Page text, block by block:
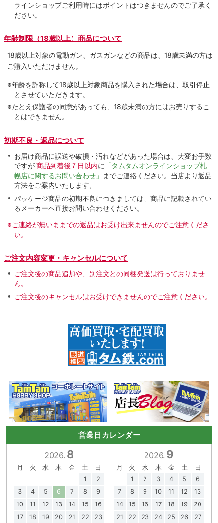
ラインショップご利用時にはポイントはつきませんのでご了承く
ださい。
年齢制限（18歳以上）商品について
18歳以上対象の電動ガン、ガスガンなどの商品は、18歳未満の方は
ご購入いただけません。
※年齢を詐称して18歳以上対象商品を購入された場合は、取引停止
とさせていただきます。
※たとえ保護者の同意があっても、18歳未満の方にはお売りするこ
とはできません。
初期不良・返品について
お届け商品に誤送や破損・汚れなどがあった場合は、大変お手数
ですが 商品到着後７日以内に 「タムタムオンラインショップ札
幌店に関するお問い合わせ」
までご連絡ください。当店より返品
方法をご案内いたします。
パッケージ商品の初期不良につきましては、商品に記載されてい
るメーカーへ直接お問い合わせください。
※ご連絡が無いままでの返品はお受け出来ませんのでご注意くださ
い。
ご注文内容変更・キャンセルについて
ご注文後の商品追加や、別注文との同梱発送は行っておりませ
ん。
ご注文後のキャンセルはお受けできませんのでご注意ください。
営業日カレンダー
2026. 8
月 火 水 木 金 土
日
1
2
3
4 5 6 7 8
9
10
11 12 13 14 15
16
17
18 19 20 21 22
23
2026. 9
月 火 水 木 金 土
日
1
2 3 4 5
6
7
8 9 10 11 12
13
14
15 16 17 18 19
20
21
22 23 24 25 26
27